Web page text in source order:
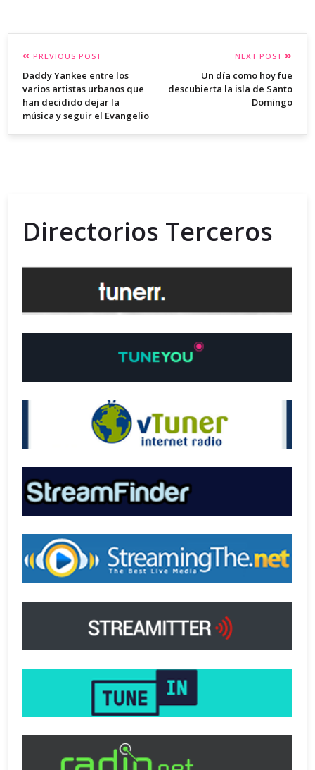
PREVIOUS POST
Daddy Yankee entre los
varios artistas urbanos que
han decidido dejar la
música y seguir el Evangelio
NEXT POST
Un día como hoy fue
descubierta la isla de Santo
Domingo
Directorios Terceros